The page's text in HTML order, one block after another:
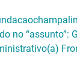
no “assunto”: